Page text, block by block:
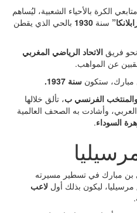
بالأحياء الشعبية، ليُساهم
سنة1930بالحي الذي يقطن
الاتحاد الرياضي المغربي
عن المواهب.
ستكونسنة 1937.
الفرنسي ب، تألق خلالها
وأشادت به الصحف العالمية
.
مبارك في تسطير مسيرته
ليكون بذلك أوللاعب